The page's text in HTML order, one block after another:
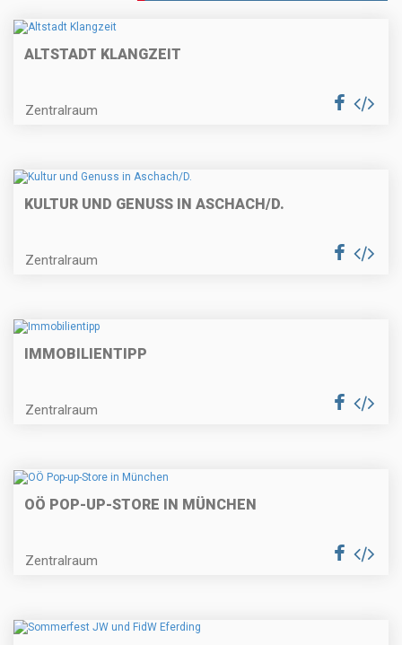
ALTSTADT KLANGZEIT
Zentralraum
KULTUR UND GENUSS IN ASCHACH/D.
Zentralraum
IMMOBILIENTIPP
Zentralraum
OÖ POP-UP-STORE IN MÜNCHEN
Zentralraum